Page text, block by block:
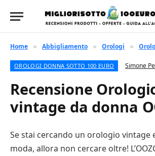
Home » Abbigliamento » Orologi »
OROLOGI DONNA SOTTO 100 EURO Simone
Recensione
vintage da donna
Se stai cercando un orologio vintage
moda, allora non cercare oltre!